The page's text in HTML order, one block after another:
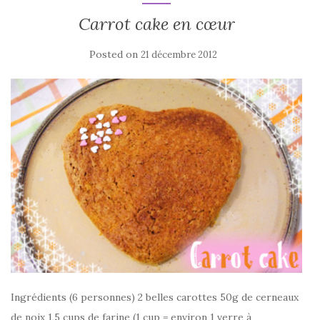
Carrot cake en cœur
Posted on 21 décembre 2012
Ingrédients (6 personnes) 2 belles carottes 50g de cerneaux
de noix 1,5 cups de farine (1 cup = environ 1 verre à